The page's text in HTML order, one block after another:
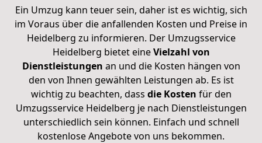
Ein Umzug kann teuer sein, daher ist es wichtig, sich
im Voraus über die anfallenden Kosten und Preise in
Heidelberg zu informieren. Der Umzugsservice
Heidelberg bietet eineVielzahl von
Dienstleistungen an und die Kosten hängen von
den von Ihnen gewählten Leistungen ab. Es ist
wichtig zu beachten, dass die Kosten für den
Umzugsservice Heidelberg je nach Dienstleistungen
unterschiedlich sein können. Einfach und schnell
kostenlose Angebote von uns bekommen.